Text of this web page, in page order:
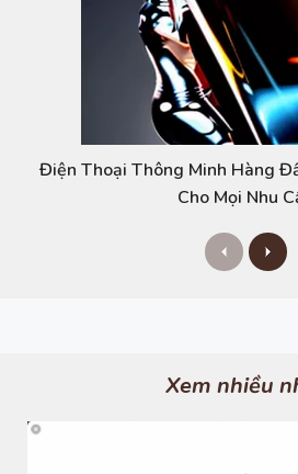
Điện Thoại Thông Minh Hàng
Cho Mọi Nhu
P
r
s
N
e
Xem nhiều